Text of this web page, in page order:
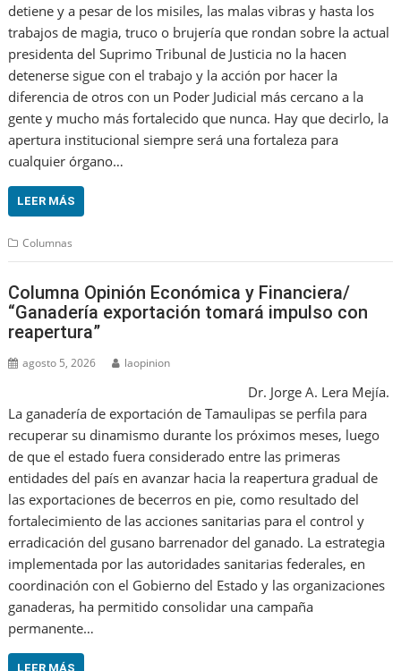
detiene y a pesar de los misiles, las malas vibras y hasta los
trabajos de magia, truco o brujería que rondan sobre la actual
presidenta del Suprimo Tribunal de Justicia no la hacen
detenerse sigue con el trabajo y la acción por hacer la
diferencia de otros con un Poder Judicial más cercano a la
gente y mucho más fortalecido que nunca. Hay que decirlo, la
apertura institucional siempre será una fortaleza para
cualquier órgano…
LEER MÁS
Columnas
Columna Opinión Económica y Financiera/
“Ganadería exportación tomará impulso con
reapertura”
agosto 5, 2026 laopinion
Dr. Jorge A. Lera Mejía.
La ganadería de exportación de Tamaulipas se perfila para
recuperar su dinamismo durante los próximos meses, luego
de que el estado fuera considerado entre las primeras
entidades del país en avanzar hacia la reapertura gradual de
las exportaciones de becerros en pie, como resultado del
fortalecimiento de las acciones sanitarias para el control y
erradicación del gusano barrenador del ganado. La estrategia
implementada por las autoridades sanitarias federales, en
coordinación con el Gobierno del Estado y las organizaciones
ganaderas, ha permitido consolidar una campaña
permanente…
LEER MÁS